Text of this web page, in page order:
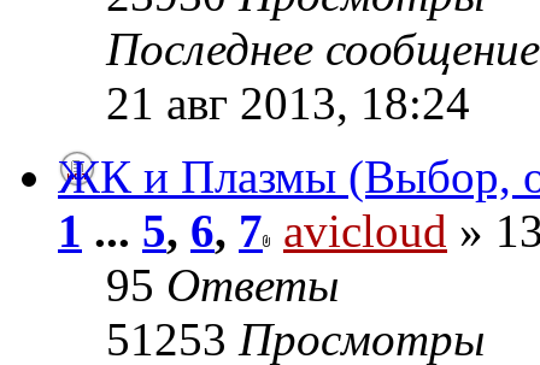
Последнее
21 авг 2013, 18:24
ЖК и Плазмы (Выбор,
1 ... 5, 6, 7 avicloud »
95 Ответы
51253 Просмотры